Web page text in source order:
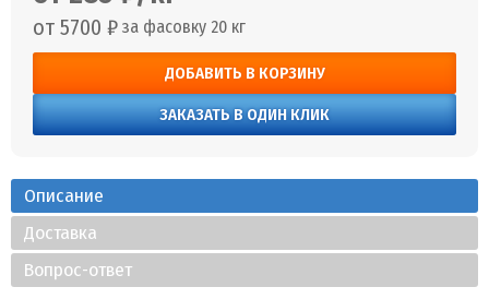
от 5700 ₽ за фасовку 20 кг
ДОБАВИТЬ В КОРЗИНУ
ЗАКАЗАТЬ В ОДИН КЛИК
Описание
Доставка
Вопрос-ответ